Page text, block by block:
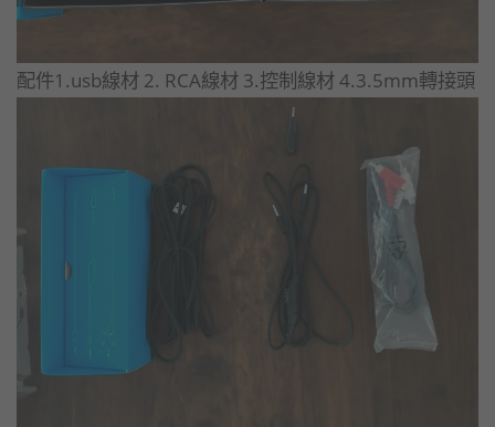
配件1.usb線材 2. RCA線材 3.控制線材 4.3.5mm轉接頭